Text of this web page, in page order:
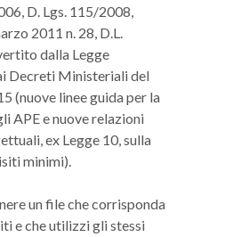
D. Lgs. 115/2008,
2011 n. 28, D.L.
dalla Legge
Decreti Ministeriali del
(nuove linee guida per la
APE e nuove relazioni
ex Legge 10, sulla
minimi).
un file che corrisponda
e che utilizzi gli stessi